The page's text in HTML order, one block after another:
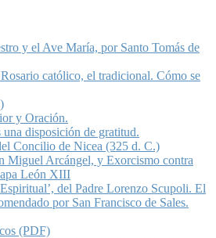
y el Ave María, por Santo Tomás de
católico, el tradicional. Cómo se
y Oración.
una disposición de gratitud.
Concilio de Nicea (325 d. C.)
Miguel Arcángel, y Exorcismo contra
León XIII
del Padre Lorenzo Scupoli. El
por San Francisco de Sales.
(PDF)